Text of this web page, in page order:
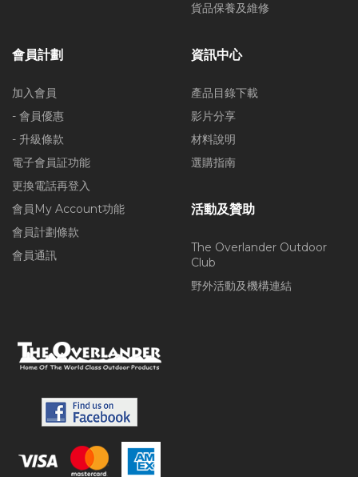
貨品保養及維修
會員計劃
加入會員
- 會員優惠
- 升級條款
電子會員証功能
更換電話再登入
會員My Account功能
會員計劃條款
會員通訊
資訊中心
產品目錄下載
影片分享
材料說明
選購指南
活動及贊助
The Overlander Outdoor
Club
野外活動及機構連結